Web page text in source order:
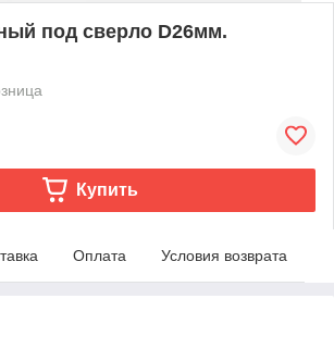
под сверло D26мм.
Купить
Оплата Условия возврата